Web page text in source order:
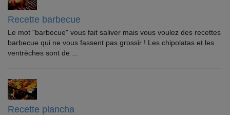
Recette barbecue
Le mot "barbecue" vous fait saliver mais vous voulez des recettes
barbecue qui ne vous fassent pas grossir ! Les chipolatas et les
ventrèches sont de ...
Recette plancha